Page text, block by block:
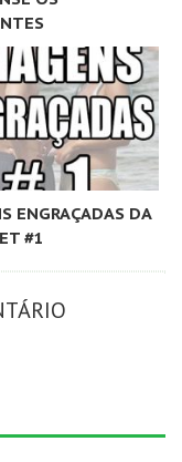
ENGRAÇADAS DA
#1